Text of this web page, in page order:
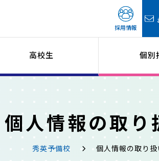
採用情報
高校生 個別
個人情報の取り
秀英予備校 個人情報の取り扱